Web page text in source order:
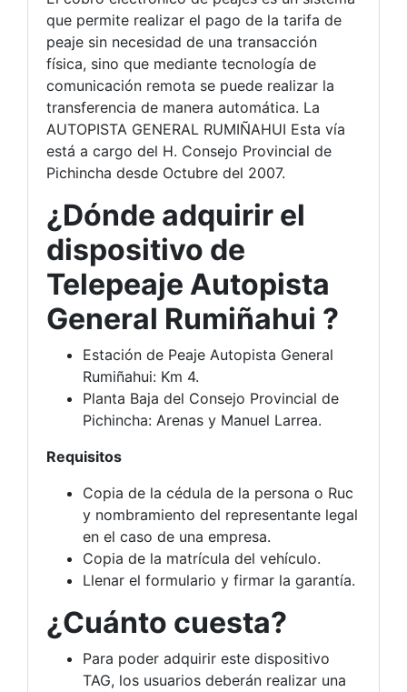
que permite realizar el pago de la tarifa de
peaje sin necesidad de una transacción
física, sino que mediante tecnología de
comunicación remota se puede realizar la
transferencia de manera automática. La
AUTOPISTA GENERAL RUMIÑAHUI Esta vía
está a cargo del H. Consejo Provincial de
Pichincha desde Octubre del 2007.
¿Dónde adquirir el
dispositivo de
Telepeaje Autopista
General Rumiñahui ?
Estación de Peaje Autopista General
Rumiñahui: Km 4.
Planta Baja del Consejo Provincial de
Pichincha: Arenas y Manuel Larrea.
Requisitos
Copia de la cédula de la persona o Ruc
y nombramiento del representante legal
en el caso de una empresa.
Copia de la matrícula del vehículo.
Llenar el formulario y firmar la garantía.
¿Cuánto cuesta?
Para poder adquirir este dispositivo
TAG, los usuarios deberán realizar una